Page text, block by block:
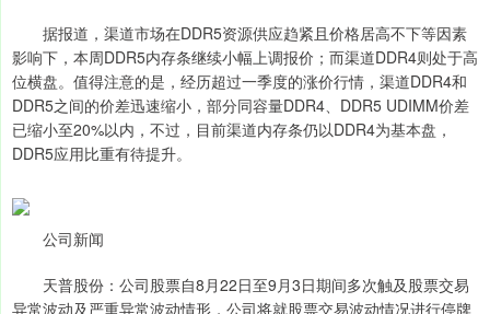
据报道，渠道市场在DDR5资源供应趋紧且价格居高不下等因素
影响下，本周DDR5内存条继续小幅上调报价；而渠道DDR4则处于高
位横盘。值得注意的是，经历超过一季度的涨价行情，渠道DDR4和
DDR5之间的价差迅速缩小，部分同容量DDR4、DDR5 UDIMM价差
已缩小至20%以内，不过，目前渠道内存条仍以DDR4为基本盘，
DDR5应用比重有待提升。
公司新闻
天普股份：公司股票自8月22日至9月3日期间多次触及股票交易
异常波动及严重异常波动情形，公司将就股票交易波动情况进行停牌